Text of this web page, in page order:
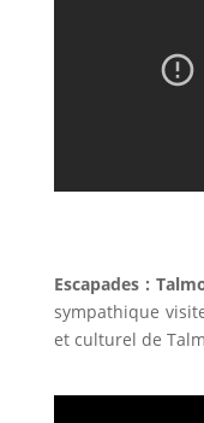
Escapades :
sympathique
et culturel de